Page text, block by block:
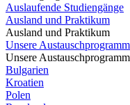
Auslaufende Studiengänge
Ausland und Praktikum
Ausland und Praktikum
Unsere
Unsere
Bulgarien
Kroatien
Polen